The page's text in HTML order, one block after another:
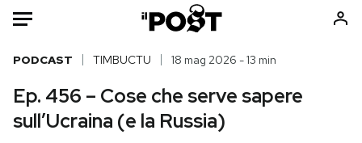
Auto
HOME
Moda
PODCAST TIMBUCTU 18 mag 2026 - 13 min
Ep. 456 – Cose che serve sapere
sull’Ucraina (e la Russia)